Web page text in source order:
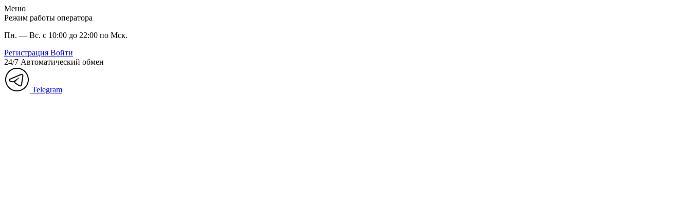
Меню
Режим работы оператора
Пн. — Вс. с 10:00 до 22:00 по Мск.
Регистрация Войти
24/7 Автоматический обмен
Telegram